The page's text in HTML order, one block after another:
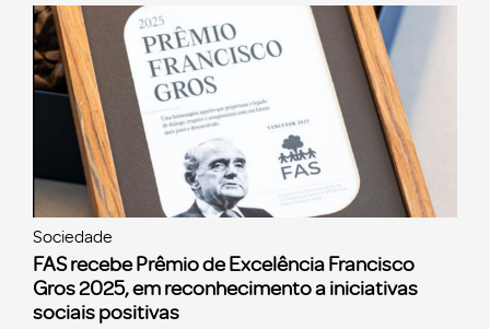
Sociedade
FAS recebe Prêmio de Excelência Francisco
Gros 2025, em reconhecimento a iniciativas
sociais positivas